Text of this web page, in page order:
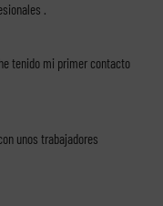
.
tenido mi primer contacto
unos trabajadores